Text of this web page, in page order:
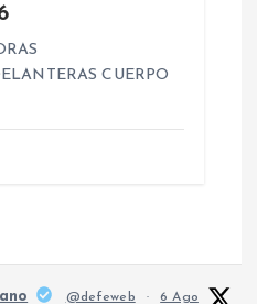
CUERPO
@defeweb · 6 Ago